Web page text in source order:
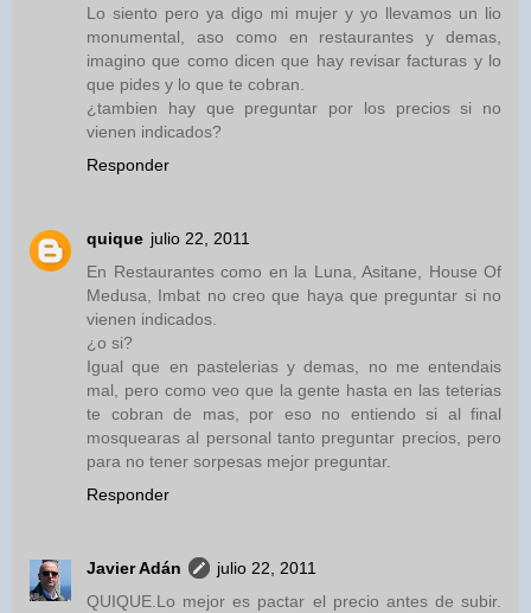
Lo siento pero ya digo mi mujer y yo llevamos un lio
monumental, aso como en restaurantes y demas,
imagino que como dicen que hay revisar facturas y lo
que pides y lo que te cobran.
¿tambien hay que preguntar por los precios si no
vienen indicados?
Responder
quique julio 22, 2011
En Restaurantes como en la Luna, Asitane, House Of
Medusa, Imbat no creo que haya que preguntar si no
vienen indicados.
¿o si?
Igual que en pastelerias y demas, no me entendais
mal, pero como veo que la gente hasta en las teterias
te cobran de mas, por eso no entiendo si al final
mosquearas al personal tanto preguntar precios, pero
para no tener sorpesas mejor preguntar.
Responder
Javier Adán
julio 22, 2011
QUIQUE.Lo mejor es pactar el precio antes de subir.